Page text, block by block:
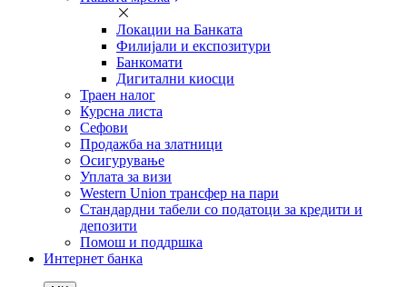
Локации на Банката
Филијали и експозитури
Банкомати
Дигитални киосци
Траен налог
Курсна листа
Сефови
Продажба на златници
Осигурување
Уплата за визи
Western Union трансфер на пари
Стандардни табели со податоци за кредити и
депозити
Помош и поддршка
Интернет банка